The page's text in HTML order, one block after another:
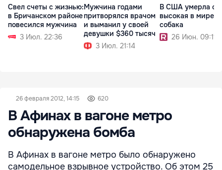
Свел счеты с жизнью:
в Бричанском районе
повесился мужчина
3 Июл. 22:36
Мужчина годами
притворялся врачом
и выманил у своей
девушки $360 тысяч
3 Июл. 21:14
В США умерла
высокая в мире
собака
26 Июн. 09:11
26 февраля 2012, 14:15 620
В Афинах в вагоне метро
обнаружена бомба
В Афинах в вагоне метро было обнаружено
самодельное взрывное устройство. Об этом 25